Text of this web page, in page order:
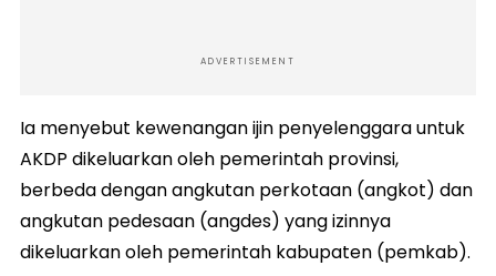
ADVERTISEMENT
Ia menyebut kewenangan ijin penyelenggara untuk
AKDP dikeluarkan oleh pemerintah provinsi,
berbeda dengan angkutan perkotaan (angkot) dan
angkutan pedesaan (angdes) yang izinnya
dikeluarkan oleh pemerintah kabupaten (pemkab).